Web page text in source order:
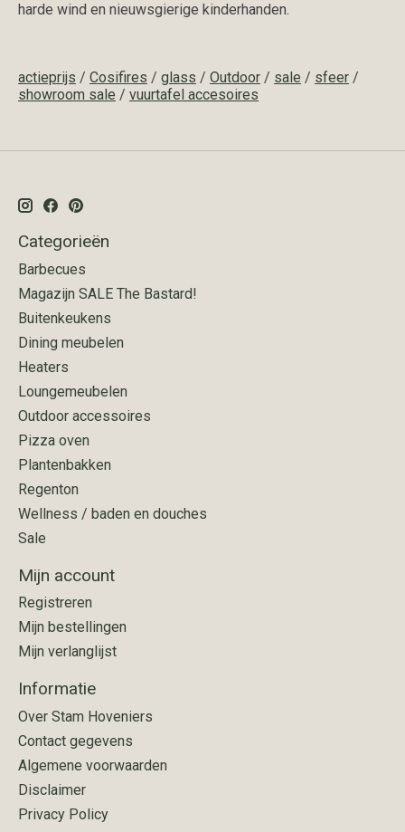
harde wind en nieuwsgierige kinderhanden.
actieprijs / Cosifires / glass / Outdoor / sale / sfeer /
showroom sale / vuurtafel accesoires
Categorieën
Barbecues
Magazijn SALE The Bastard!
Buitenkeukens
Dining meubelen
Heaters
Loungemeubelen
Outdoor accessoires
Pizza oven
Plantenbakken
Regenton
Wellness / baden en douches
Sale
Mijn account
Registreren
Mijn bestellingen
Mijn verlanglijst
Informatie
Over Stam Hoveniers
Contact gegevens
Algemene voorwaarden
Disclaimer
Privacy Policy